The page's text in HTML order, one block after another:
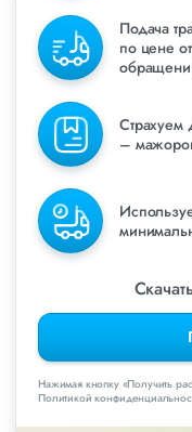
Подача
по цене
Страхуем
–
Нажимая кнопку «Получить
Политикой